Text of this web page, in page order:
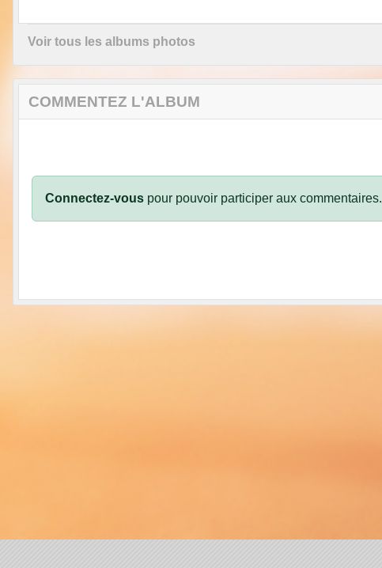
Voir tous les albums photos
COMMENTEZ L'ALBUM
Connectez-vous pour pouvoir participer aux commentaires.